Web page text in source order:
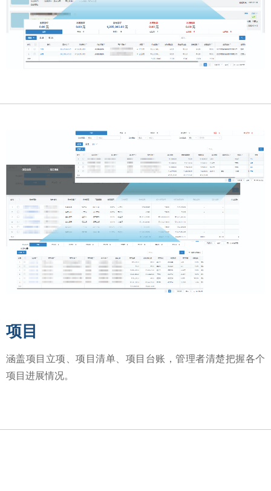
项目
涵盖项目立项、项目清单、项目台账，管理者清楚把握各个
项目进展情况。